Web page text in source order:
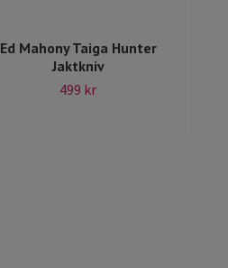
Ed Mahony Taiga Hunter
Jaktkniv
499 kr